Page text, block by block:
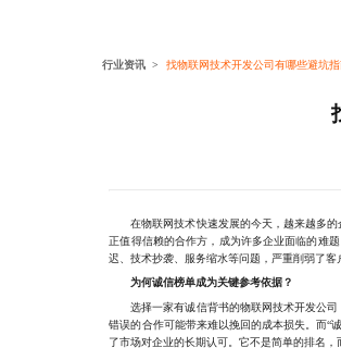
行业资讯 找物联网技术开发公司有哪些避坑
在物联网技术快速发展的今天，越来越多的
正值得信赖的合作方，成为许多企业面临的难
迟、技术抄袭、服务缩水等问题，严重削弱了
为何诚信榜单成为关键参考依据？
选择一家有诚信背书的物联网技术开发公司
错误的合作可能带来难以挽回的成本损失。而“
了市场对企业的长期认可。它不是简单的排名